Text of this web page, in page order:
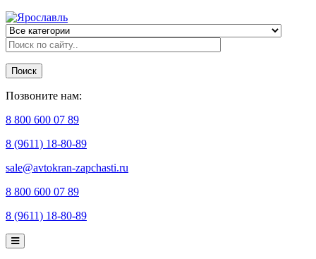
Поиск
Позвоните нам:
8 800 600 07 89
8 (9611) 18-80-89
sale@avtokran-zapchasti.ru
8 800 600 07 89
8 (9611) 18-80-89